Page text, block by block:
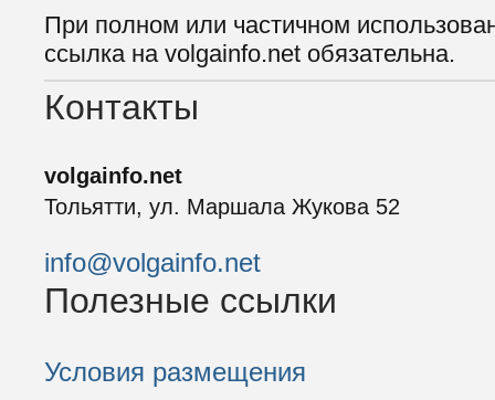
При полном или частичном
ссылка на volgainfo.net обязательна.
Контакты
volgainfo.net
Тольятти, ул. Маршала Жукова 52
info@volgainfo.net
Полезные ссылки
Условия размещения